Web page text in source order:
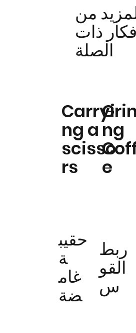
من
ذات
الصلة
Carryi
ng a
scisso
rs
ng
e
حقيب
ة
غام
ضة
ربط
القو
س